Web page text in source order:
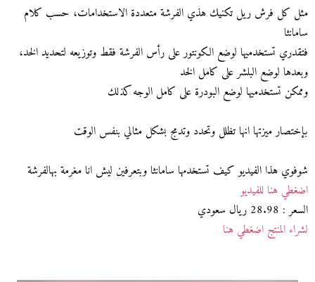
مثل كل فرش ريل تكنيك هذي الفرشة متعددة الاستخدامات، حسب كلام
سامانثا
فتقدري تستخدميها لوضع الكونتور على رأس الفرشة فقط وتوزيعه لتحديد الخد،
وبعدها لوضع البلشر على كامل الخد
وممكن تستخدميها لوضع البودرة على كامل الوجه كذلك
بإختصار ميزتها انها تظلل وتحدد وتدمج بشكل مثالي بنفس الوقت
شوفوي هذا الفيديو كيف تستخدمها سامانثا وبتعرفين ليش انا مغرمة بهالفرشة
اضغطي هنا للفيديو
السعر : 28.98 ريال سعودي
لشراء المنتج اضغطي هنا